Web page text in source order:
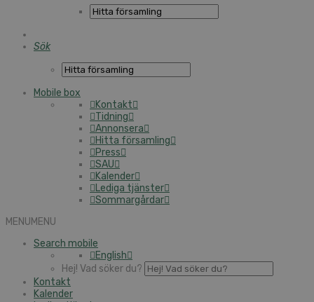
Sök
Mobile box
Kontakt
Tidning
Annonsera
Hitta församling
Press
SAU
Kalender
Lediga tjänster
Sommargårdar
MENUMENU
Search mobile
English
Hej! Vad söker du?
Kontakt
Kalender